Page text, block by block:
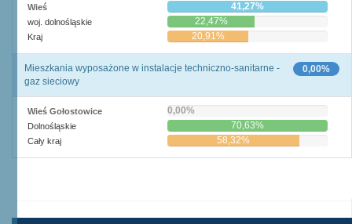
Wieś 41,27%
woj. dolnośląskie 22,47%
Kraj 20,91%
0,00%
Mieszkania wyposażone w instalacje techniczno-sanitarne -
gaz sieciowy
Wieś Gołostowice 0,00%
Dolnośląskie 70,63%
Cały kraj 58,32%